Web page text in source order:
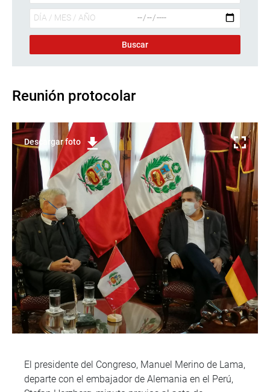
Reunión protocolar
Descargar foto
El presidente del Congreso, Manuel Merino de Lama,
departe con el embajador de Alemania en el Perú,